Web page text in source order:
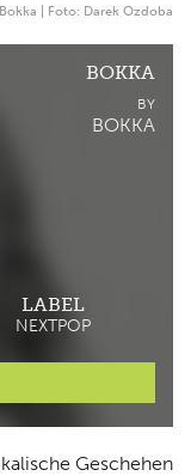
Bokka | Foto: Darek Ozdoba
BOKKA
BY
BOKKA
LABEL
NEXTPOP
Geschehen